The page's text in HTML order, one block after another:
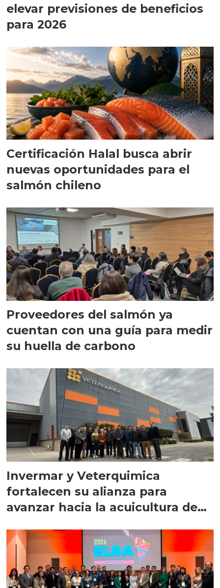
elevar previsiones de beneficios
para 2026
Certificación Halal busca abrir
nuevas oportunidades para el
salmón chileno
Proveedores del salmón ya
cuentan con una guía para medir
su huella de carbono
Invermar y Veterquimica
fortalecen su alianza para
avanzar hacia la acuicultura de